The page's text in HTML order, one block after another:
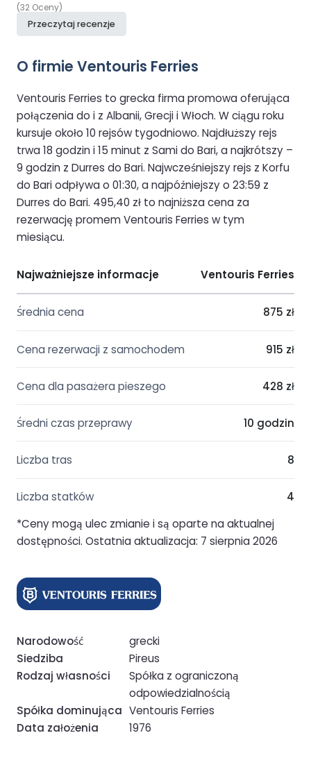
(32 Oceny)
Przeczytaj recenzje
O firmie Ventouris Ferries
Ventouris Ferries to grecka firma promowa oferująca
połączenia do i z Albanii, Grecji i Włoch. W ciągu roku
kursuje około 10 rejsów tygodniowo. Najdłuższy rejs
trwa 18 godzin i 15 minut z Sami do Bari, a najkrótszy –
9 godzin z Durres do Bari. Najwcześniejszy rejs z Korfu
do Bari odpływa o 01:30, a najpóźniejszy o 23:59 z
Durres do Bari. 495,40 zł to najniższa cena za
rezerwację promem Ventouris Ferries w tym
miesiącu.
Najważniejsze informacje Ventouris Ferries
Średnia cena 875 zł
Cena rezerwacji z samochodem 915 zł
Cena dla pasażera pieszego 428 zł
Średni czas przeprawy 10 godzin
Liczba tras 8
Liczba statków
4
*Ceny mogą ulec zmianie i są oparte na aktualnej
dostępności. Ostatnia aktualizacja: 7 sierpnia 2026
Narodowość
grecki
Siedziba
Pireus
Rodzaj własności
Spółka z ograniczoną
odpowiedzialnością
Spółka dominująca Ventouris Ferries
Data założenia
1976